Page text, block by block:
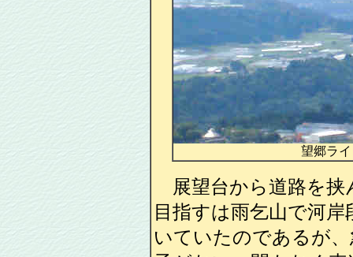
望郷ラ
展望台から道路を挟
目指すは雨乞山で河
いていたのであるが